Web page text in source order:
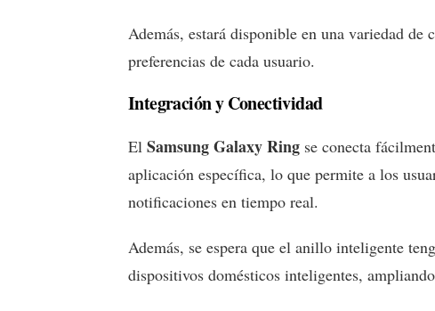
Además, estará disponible en una variedad de
preferencias de cada usuario.
Integración y Conectividad
El Samsung Galaxy Ring se conecta
aplicación específica, lo que permite a los
notificaciones en tiempo real.
Además, se espera que el anillo inteligente
dispositivos domésticos inteligentes,